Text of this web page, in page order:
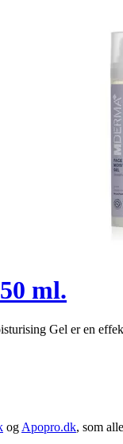
ml.
Gel er en
og Apopro.dk, som